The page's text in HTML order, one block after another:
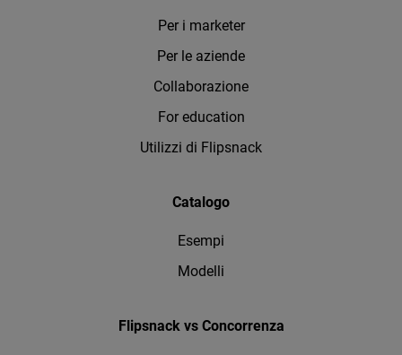
Per i marketer
Per le aziende
Collaborazione
For education
Utilizzi di Flipsnack
Catalogo
Esempi
Modelli
Flipsnack vs Concorrenza